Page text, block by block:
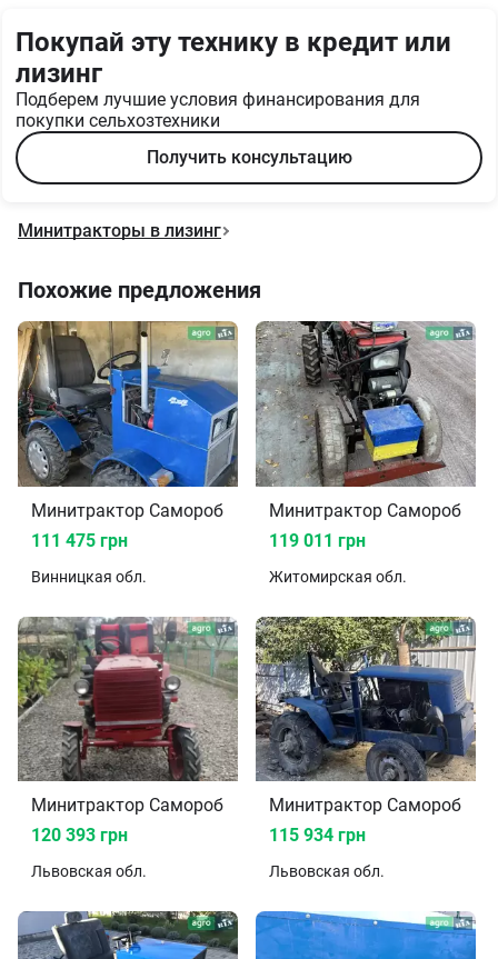
Покупай эту технику в кредит или
лизинг
Подберем лучшие условия финансирования для
покупки сельхозтехники
Получить консультацию
Минитракторы в лизинг
Похожие предложения
Минитрактор Саморобний 2024
111 475 грн
Винницкая обл.
119 011 грн
Житомирская обл.
Минитрактор Саморобний 2022
120 393 грн
Львовская обл.
115 934 грн
Львовская обл.